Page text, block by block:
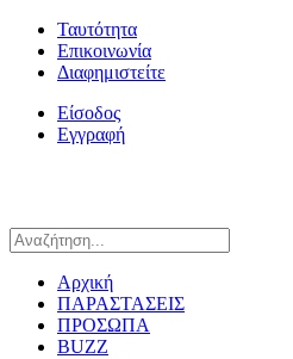
Ταυτότητα
Επικοινωνία
Διαφημιστείτε
Είσοδος
Εγγραφή
Αρχική
ΠΑΡΑΣΤΑΣΕΙΣ
ΠΡΟΣΩΠΑ
BUZZ